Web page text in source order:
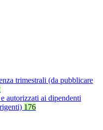
trimestrali (da pubblicare
autorizzati ai dipendenti
176